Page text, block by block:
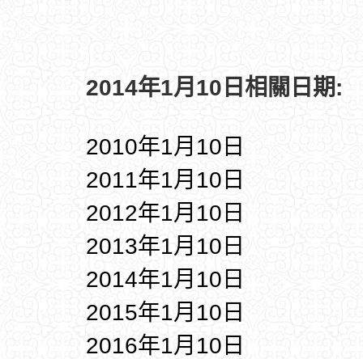
2014年1月10日相關日期:
2010年1月10日
2011年1月10日
2012年1月10日
2013年1月10日
2014年1月10日
2015年1月10日
2016年1月10日